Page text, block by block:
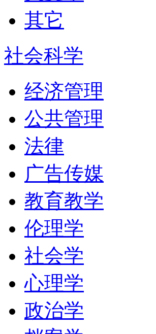
其它
社会科学
经济管理
公共管理
法律
广告传媒
教育教学
伦理学
社会学
心理学
政治学